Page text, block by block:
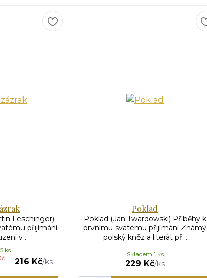
Leschinger)
přijímání
v...
216 Kč/ks
ks
Poklad
Poklad (Jan Twardowski) Příběhy k
prvnímu svatému přijímání Známý
polský kněz a literát př...
229 Kč/ks
Skladem 1 ks